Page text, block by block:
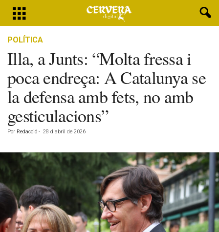
POLÍTICA
Illa, a Junts: “Molta fressa i
poca endreça: A Catalunya se
la defensa amb fets, no amb
gesticulacions”
Por Redacció - 28 d'abril de 2026